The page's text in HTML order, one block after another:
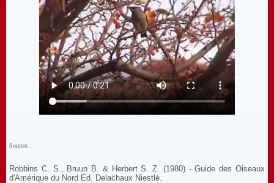
Sources :
Robbins C. S., Bruun B. & Herbert S. Z. (1980) - Guide des Oiseaux
d'Amérique du Nord Ed. Delachaux Niestlé.